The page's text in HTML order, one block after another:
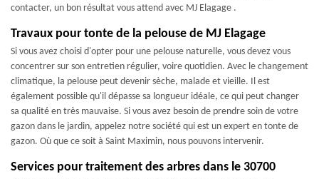
contacter, un bon résultat vous attend avec MJ Elagage .
Travaux pour tonte de la pelouse de MJ Elagage
Si vous avez choisi d'opter pour une pelouse naturelle, vous devez vous
concentrer sur son entretien régulier, voire quotidien. Avec le changement
climatique, la pelouse peut devenir sèche, malade et vieille. Il est
également possible qu'il dépasse sa longueur idéale, ce qui peut changer
sa qualité en très mauvaise. Si vous avez besoin de prendre soin de votre
gazon dans le jardin, appelez notre société qui est un expert en tonte de
gazon. Où que ce soit à Saint Maximin, nous pouvons intervenir.
Services pour traitement des arbres dans le 30700